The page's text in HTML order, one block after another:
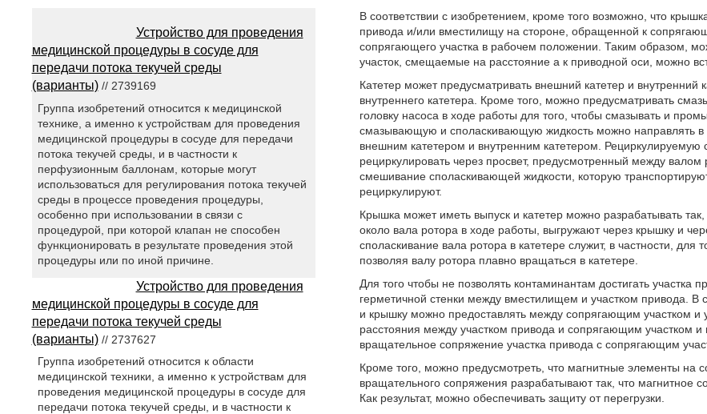
В соответствии с изобретением, кроме того возможно, что
привода и/или вместилищу на стороне, обращенной к
сопрягающего участка в рабочем положении. Таким образом,
участок, смещаемые на расстояние a к приводной оси, можно
Катетер может предусматривать внешний катетер и внутренний
внутреннего катетера. Кроме того, можно предусматривать
головку насоса в ходе работы для того, чтобы смазывать и
смазывающую и споласкивающую жидкость можно направлять в
внешним катетером и внутренним катетером.
рециркулировать через просвет, предусмотренный между
смешивание споласкивающей жидкости, которую
рециркулируют.
Крышка может иметь выпуск и катетер можно разрабатывать
около вала ротора в ходе работы, выгружают через крышку и
споласкивание вала ротора в катетере служит, в частности,
позволяя валу ротора плавно вращаться в катетере.
Для того чтобы не позволять контаминантам достигать участка
герметичной стенки между вместилищем и участком привода. В
и крышку можно предоставлять между сопрягающим участком
расстояния между участком привода и сопрягающим участком
вращательное сопряжение участка привода с сопрягающим
Кроме того, можно предусмотреть, что магнитные элементы на
вращательного сопряжения разрабатывают так, что
Как результат, можно обеспечивать защиту от перегрузки.
Устройство для проведения
медицинской процедуры в сосуде для
передачи потока текучей среды
(варианты)// 2739169
Группа изобретений относится к медицинской
технике, а именно к устройствам для проведения
медицинской процедуры в сосуде для передачи
потока текучей среды, и в частности к
перфузионным баллонам, которые могут
использоваться для регулирования потока текучей
среды в процессе проведения процедуры,
особенно при использовании в связи с
процедурой, при которой клапан не способен
функционировать в результате проведения этой
процедуры или по иной причине.
Устройство для проведения
медицинской процедуры в сосуде для
передачи потока текучей среды
(варианты)// 2737627
Группа изобретений относится к области
медицинской техники, а именно к устройствам для
проведения медицинской процедуры в сосуде для
передачи потока текучей среды, и в частности к